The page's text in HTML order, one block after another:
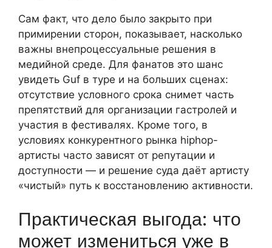
Сам факт, что дело было закрыто при
примирении сторон, показывает, насколько
важны внепроцессуальные решения в
медийной среде. Для фанатов это шанс
увидеть Guf в туре и на больших сценах:
отсутствие условного срока снимет часть
препятствий для организации гастролей и
участия в фестивалях. Кроме того, в
условиях конкурентного рынка hiphop-
артисты часто зависят от репутации и
доступности — и решение суда даёт артисту
«чистый» путь к восстановлению активности.
Практическая выгода: что
может измениться уже в